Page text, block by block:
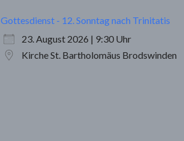
Gottesdienst - 12. Sonntag nach Trinitatis
23. August 2026 | 9:30 Uhr
Kirche St. Bartholomäus Brodswinden